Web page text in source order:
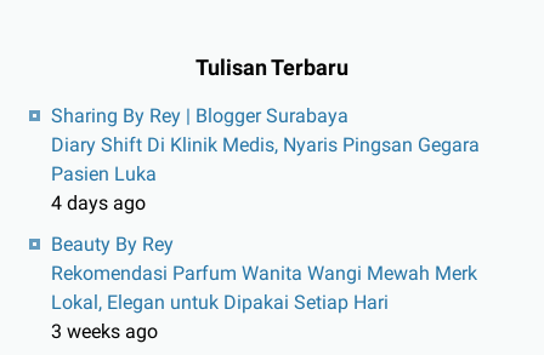
Tulisan Terbaru
Sharing By Rey | Blogger Surabaya
Diary Shift Di Klinik Medis, Nyaris Pingsan Gegara
Pasien Luka
4 days ago
Beauty By Rey
Rekomendasi Parfum Wanita Wangi Mewah Merk
Lokal, Elegan untuk Dipakai Setiap Hari
3 weeks ago